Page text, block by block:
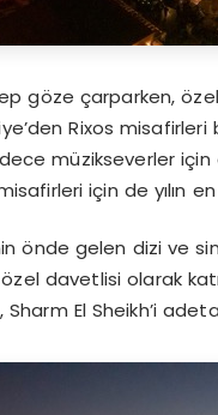
göze çarparken,
Rixos
müzikseverler
için de yılın
önde gelen dizi ve
davetlisi olarak
Sharm El Sheikh’i